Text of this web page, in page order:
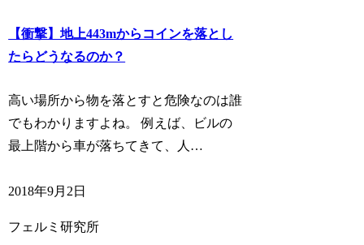
【衝撃】地上443mからコインを落とし
たらどうなるのか？
高い場所から物を落とすと危険なのは誰
でもわかりますよね。 例えば、ビルの
最上階から車が落ちてきて、人…
2018年9月2日
フェルミ研究所